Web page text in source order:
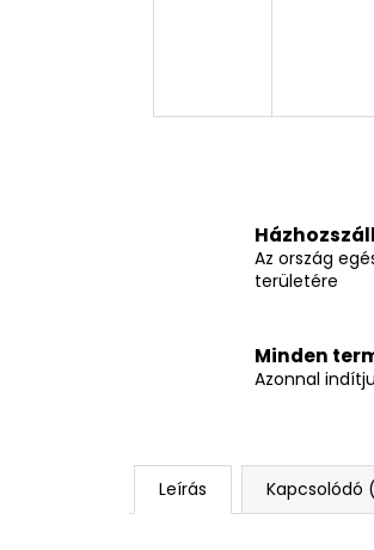
Az ország
területére
Minden
Azonnal
Leírás Kapcsolódó